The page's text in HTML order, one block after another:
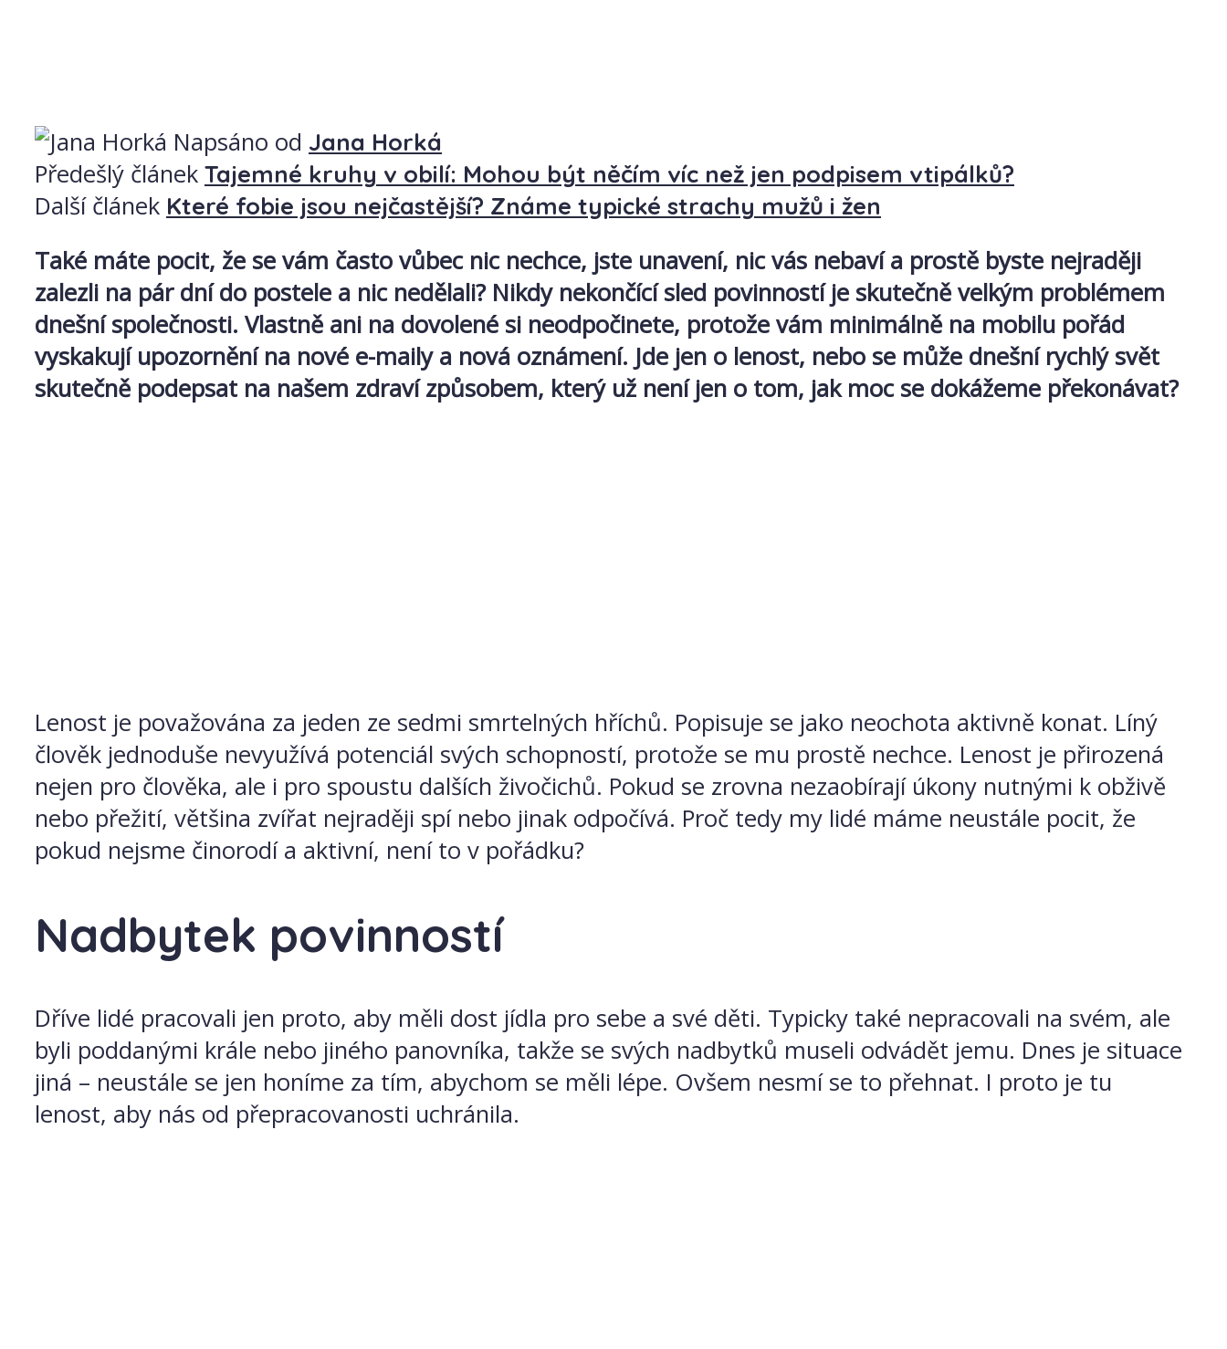
Napsáno od Jana Horká
Předešlý článek Tajemné kruhy v obilí: Mohou být něčím víc než jen podpisem vtipálků?
Další článek Které fobie jsou nejčastější? Známe typické strachy mužů i žen
Také máte pocit, že se vám často vůbec nic nechce, jste unavení, nic vás nebaví a prostě byste nejraději
zalezli na pár dní do postele a nic nedělali? Nikdy nekončící sled povinností je skutečně velkým problémem
dnešní společnosti. Vlastně ani na dovolené si neodpočinete, protože vám minimálně na mobilu pořád
vyskakují upozornění na nové e-maily a nová oznámení. Jde jen o lenost, nebo se může dnešní rychlý svět
skutečně podepsat na našem zdraví způsobem, který už není jen o tom, jak moc se dokážeme překonávat?
Lenost je považována za jeden ze sedmi smrtelných hříchů. Popisuje se jako neochota aktivně konat. Líný
člověk jednoduše nevyužívá potenciál svých schopností, protože se mu prostě nechce. Lenost je přirozená
nejen pro člověka, ale i pro spoustu dalších živočichů. Pokud se zrovna nezaobírají úkony nutnými k obživě
nebo přežití, většina zvířat nejraději spí nebo jinak odpočívá. Proč tedy my lidé máme neustále pocit, že
pokud nejsme činorodí a aktivní, není to v pořádku?
Nadbytek povinností
Dříve lidé pracovali jen proto, aby měli dost jídla pro sebe a své děti. Typicky také nepracovali na svém, ale
byli poddanými krále nebo jiného panovníka, takže se svých nadbytků museli odvádět jemu. Dnes je situace
jiná – neustále se jen honíme za tím, abychom se měli lépe. Ovšem nesmí se to přehnat. I proto je tu
lenost, aby nás od přepracovanosti uchránila.